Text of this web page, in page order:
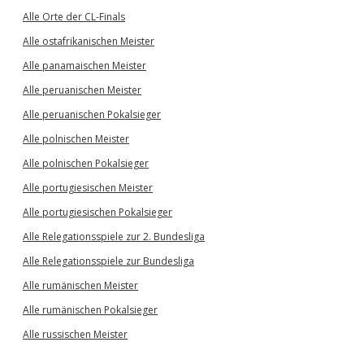
Alle Orte der CL-Finals
Alle ostafrikanischen Meister
Alle panamaischen Meister
Alle peruanischen Meister
Alle peruanischen Pokalsieger
Alle polnischen Meister
Alle polnischen Pokalsieger
Alle portugiesischen Meister
Alle portugiesischen Pokalsieger
Alle Relegationsspiele zur 2. Bundesliga
Alle Relegationsspiele zur Bundesliga
Alle rumänischen Meister
Alle rumänischen Pokalsieger
Alle russischen Meister